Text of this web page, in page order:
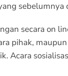
secara on
pihak,
Acara